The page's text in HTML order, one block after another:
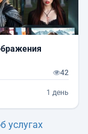
42
1 день
услугах